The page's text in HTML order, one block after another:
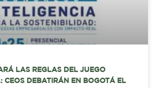
LAS REGLAS DEL JUEGO
CEOS DEBATIRÁN EN BOGOTÁ EL